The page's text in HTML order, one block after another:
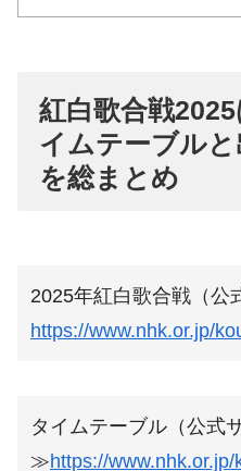
紅白歌合戦
イムテーブル
を総まとめ
2025年紅白歌合戦（
https://www.nhk.or.jp/
タイムテーブル（公式
≫https://